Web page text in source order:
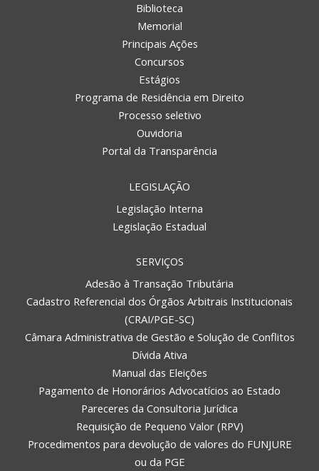
Biblioteca
Memorial
Principais Ações
Concursos
Estágios
Programa de Residência em Direito
Processo seletivo
Ouvidoria
Portal da Transparência
LEGISLAÇÃO
Legislação Interna
Legislação Estadual
SERVIÇOS
Adesão à Transação Tributária
Cadastro Referencial dos Órgãos Arbitrais Institucionais
(CRAI/PGE-SC)
Câmara Administrativa de Gestão e Solução de Conflitos
Dívida Ativa
Manual das Eleições
Pagamento de Honorários Advocatícios ao Estado
Pareceres da Consultoria Jurídica
Requisição de Pequeno Valor (RPV)
Procedimentos para devolução de valores do FUNJURE
ou da PGE